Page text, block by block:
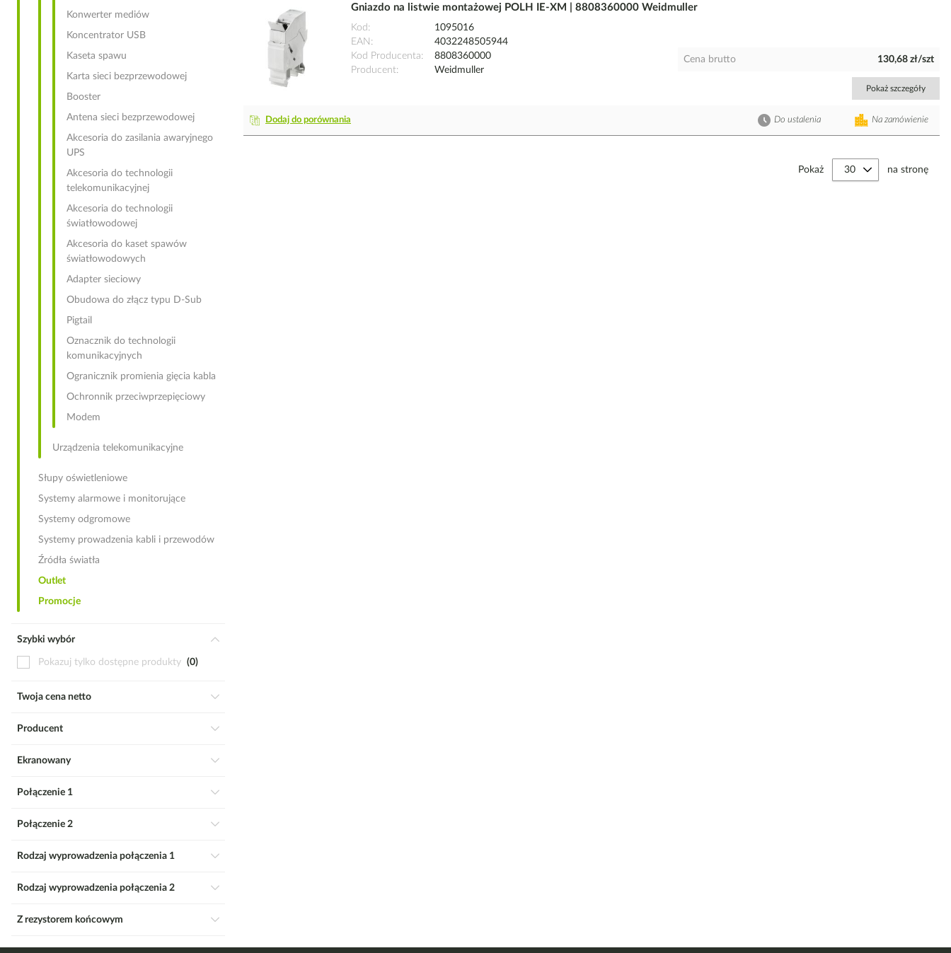
Gniazdo na listwie montażowej POLH IE-XM | 8808360000 Weidmuller
Kod
1095016
EAN
4032248505944
Kod Producenta
8808360000
Producent
Weidmuller
Cena brutto 130,68 zł/szt
Pokaż szczegóły
Dodaj do porównania Na zamówienie
Do ustalenia
Pokaż na stronę
Konwerter mediów
Koncentrator USB
Kaseta spawu
Karta sieci bezprzewodowej
Booster
Antena sieci bezprzewodowej
Akcesoria do zasilania awaryjnego
UPS
Akcesoria do technologii
telekomunikacyjnej
Akcesoria do technologii
światłowodowej
Akcesoria do kaset spawów
światłowodowych
Adapter sieciowy
Obudowa do złącz typu D-Sub
Pigtail
Oznacznik do technologii
komunikacyjnych
Ogranicznik promienia gięcia kabla
Ochronnik przeciwprzepięciowy
Modem
Urządzenia telekomunikacyjne
Słupy oświetleniowe
Systemy alarmowe i monitorujące
Systemy odgromowe
Systemy prowadzenia kabli i przewodów
Źródła światła
Outlet
Promocje
Szybki wybór
Pokazuj tylko dostępne produkty 0
Twoja cena netto
Producent
Ekranowany
Połączenie 1
Połączenie 2
Rodzaj wyprowadzenia połączenia 1
Rodzaj wyprowadzenia połączenia 2
Z rezystorem końcowym